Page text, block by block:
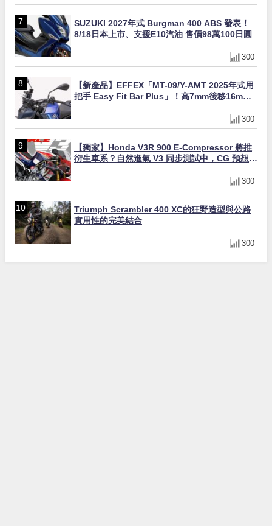
SUZUKI 2027年式 Burgman 400 ABS 發表！
8/18日本上市、支援E10汽油 售價98萬100日圓
300
【新產品】EFFEX「MT-09/Y-AMT 2025年式用
把手 Easy Fit Bar Plus」！高7mm後移16mm
300
【獨家】Honda V3R 900 E-Compressor 將推
衍生車系？自然進氣 V3 同步測試中，CG 預想曝
300
Triumph Scrambler 400 XC的狂野造型與公路
實用性的完美結合
300